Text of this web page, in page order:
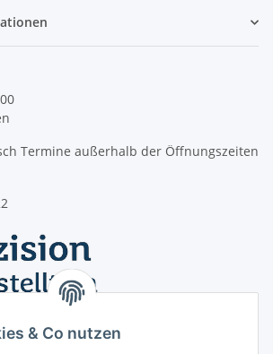
Termine außerhalb der Öffnungszeiten
& Co nutzen